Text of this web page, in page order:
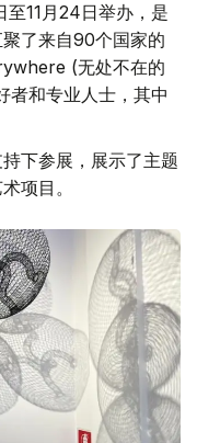
11月24日举办，是
了来自90个国家的
(无处不在的
者和专业人士，其中
下参展，展示了主题
项目。